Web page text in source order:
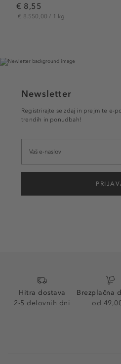
€ 8,55
€ 8.550,00 / 1 kg
Newsletter
Registrirajte se zdaj in prejmite e-
trendih in ponudbah!
Hitra dostava
2-5 delovnih dni
Brezplačna
od